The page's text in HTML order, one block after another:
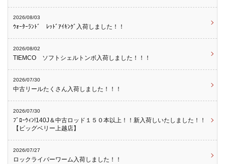
2026/08/03
ｳｫｰﾀｰﾗﾝﾄﾞ ﾚｯﾄﾞｱｲｷﾝｸﾞ入荷しました！！
2026/08/02
TIEMCO ソフトシェルトンボ入荷しました！！！
2026/07/30
中古リールたくさん入荷しました！！！
2026/07/30
ﾌﾞﾛｰｳｨﾝ!140J＆中古ロッド１５０本以上！！新入荷しいたしました！！
【ビッグベリー上越店】
2026/07/27
ロックライバーワーム入荷しました！！